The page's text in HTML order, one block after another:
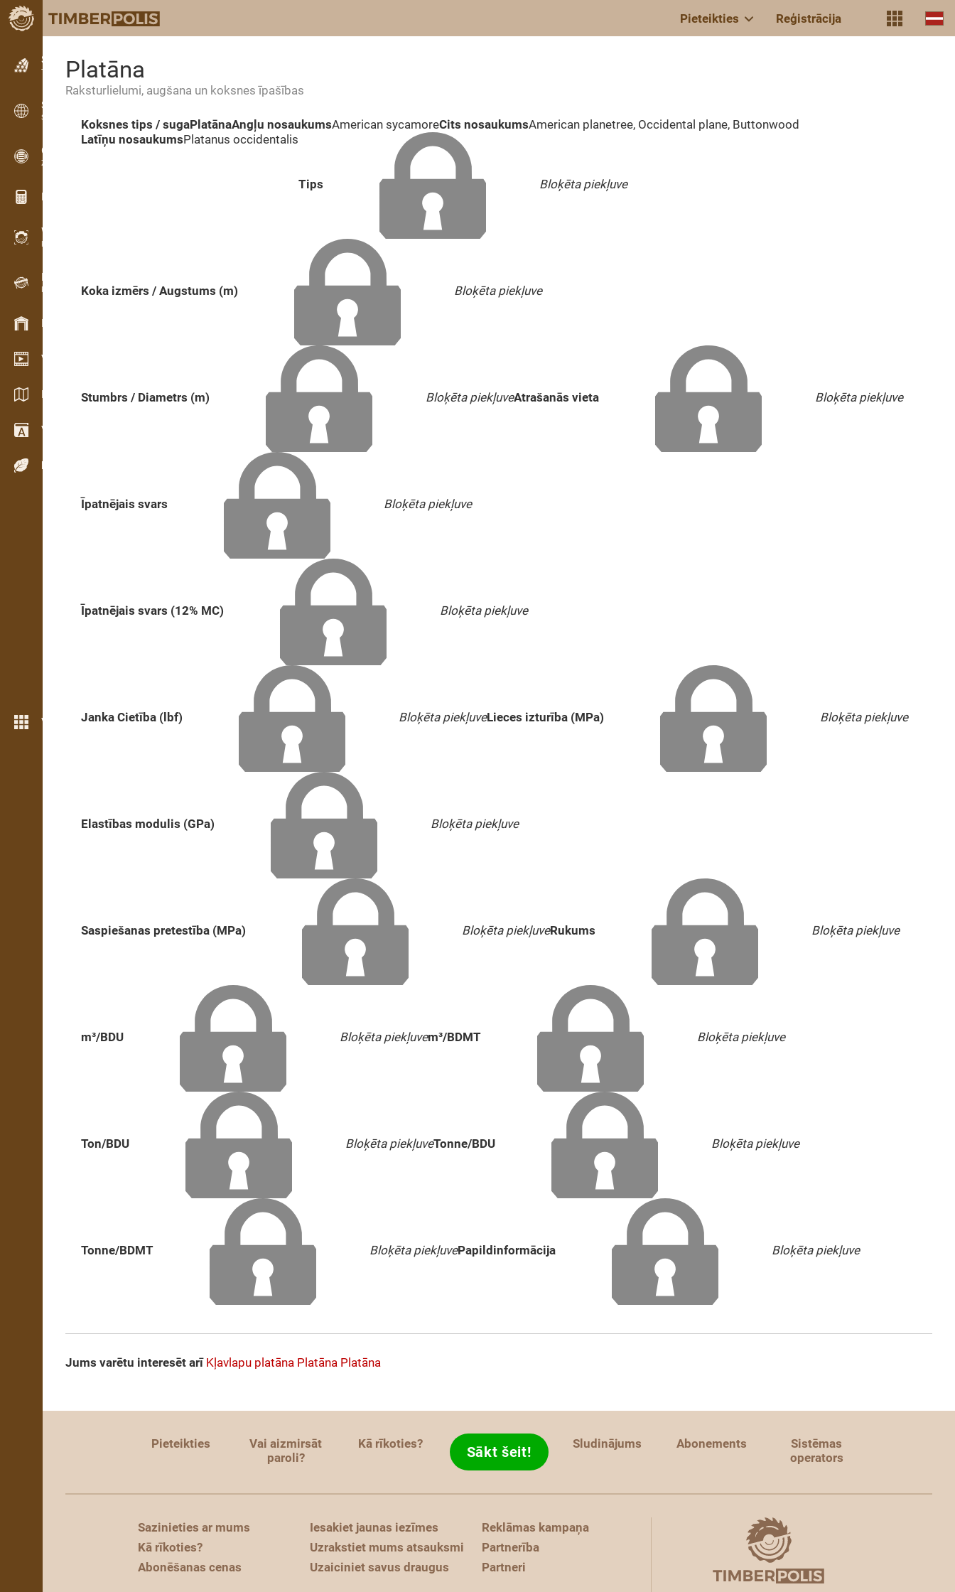
Pieteikties Reģistrācija
Sludinājumi
Teksta sludinājumi
Sludinājumi
Starptautiskie sludinājumi
OPTI-TIMB
Zāģēšanas shēmas
Koksnes kalkulatori
WoodProfi
Koksnes tilpums ar AI
Datu reģistrators
Koksnes uzskaite uz vietas
Krājumu vadība
Video telpa
Katalogi / Brošūras
Vārdnīca
Koku sugas
Vairāk iezīmju
Platāna
Raksturlielumi, augšana un koksnes īpašības
Koksnes tips / sugaPlatānaAngļu nosaukumsAmerican sycamoreCits nosaukumsAmerican planetree, Occidental plane, Buttonwood
Latīņu nosaukumsPlatanus occidentalis
Tips Bloķēta piekļuve
Koka izmērs / Augstums (m) Bloķēta piekļuve
Stumbrs / Diametrs (m) Bloķēta piekļuveAtrašanās vieta Bloķēta piekļuve
Īpatnējais svars Bloķēta piekļuve
Īpatnējais svars (12% MC) Bloķēta piekļuve
Janka Cietība (lbf) Bloķēta piekļuveLieces izturība (MPa) Bloķēta piekļuve
Elastības modulis (GPa) Bloķēta piekļuve
Saspiešanas pretestība (MPa) Bloķēta piekļuveRukums Bloķēta piekļuve
m³/BDU Bloķēta piekļuvem³/BDMT Bloķēta piekļuve
Ton/BDU Bloķēta piekļuveTonne/BDU Bloķēta piekļuve
Tonne/BDMT Bloķēta piekļuvePapildinformācija Bloķēta piekļuve
Jums varētu interesēt arī Kļavlapu platāna Platāna Platāna
Pieteikties
Vai aizmirsāt
paroli?
Kā rīkoties? Sākt šeit! Sludinājums Abonements
Sistēmas
operators
Sazinieties ar mums
Kā rīkoties?
Abonēšanas cenas
Iesakiet jaunas iezīmes
Uzrakstiet mums atsauksmi
Uzaiciniet savus draugus
Reklāmas kampaņa
Partnerība
Partneri